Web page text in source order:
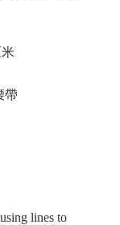
帶
lines to